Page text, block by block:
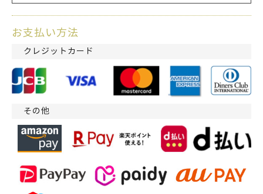
お支払い方法
クレジットカード
その他